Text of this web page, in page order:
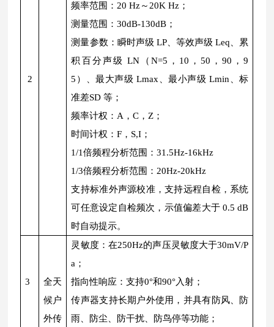
2
频率范围：20 Hz～20K Hz；
测量范围：30dB-130dB；
测量参数：瞬时声级 LP、等效声级 Leq、累
积百分声级 LN（N=5，10，50，90，9
5）、最大声级 Lmax、最小声级 Lmin、标
准差SD 等；
频率计权：A，C，Z；
时间计权：F，S,I；
1/1倍频程分析范围：31.5Hz-16kHz
1/3倍频程分析范围：20Hz-20kHz
支持标准外声源校准，支持远程自检，系统
可任意设定自检频次，示值偏差大于 0.5 dB
时自动提示。
3
全天
候户
外传
灵敏度：在250Hz的声压灵敏度大于30mV/P
a；
指向性响应：支持0°和90°入射；
传声器支持长期户外使用，并具有防风、防
雨、防尘、防干扰、防鸟停等功能；